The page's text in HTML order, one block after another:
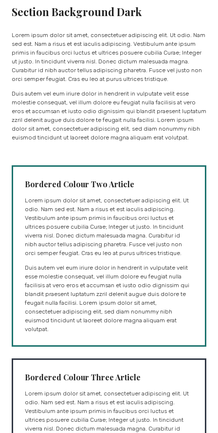
Section Background Dark
Lorem ipsum dolor sit amet, consectetuer adipiscing elit. Ut odio. Nam
sed est. Nam a risus et est iaculis adipiscing. Vestibulum ante ipsum
primis in faucibus orci luctus et ultrices posuere cubilia Curae; Integer
ut justo. In tincidunt viverra nisl. Donec dictum malesuada magna.
Curabitur id nibh auctor tellus adipiscing pharetra. Fusce vel justo non
orci semper feugiat. Cras eu leo at purus ultrices tristique.
Duis autem vel eum iriure dolor in hendrerit in vulputate velit esse
molestie consequat, vel illum dolore eu feugiat nulla facilisis at vero
eros et accumsan et iusto odio dignissim qui blandit praesent luptatum
zzril delenit augue duis dolore te feugait nulla facilisi. Lorem ipsum
dolor sit amet, consectetuer adipiscing elit, sed diam nonummy nibh
euismod tincidunt ut laoreet dolore magna aliquam erat volutpat.
Bordered Colour Two Article
Lorem ipsum dolor sit amet, consectetuer adipiscing elit. Ut
odio. Nam sed est. Nam a risus et est iaculis adipiscing.
Vestibulum ante ipsum primis in faucibus orci luctus et
ultrices posuere cubilia Curae; Integer ut justo. In tincidunt
viverra nisl. Donec dictum malesuada magna. Curabitur id
nibh auctor tellus adipiscing pharetra. Fusce vel justo non
orci semper feugiat. Cras eu leo at purus ultrices tristique.
Duis autem vel eum iriure dolor in hendrerit in vulputate velit
esse molestie consequat, vel illum dolore eu feugiat nulla
facilisis at vero eros et accumsan et iusto odio dignissim qui
blandit praesent luptatum zzril delenit augue duis dolore te
feugait nulla facilisi. Lorem ipsum dolor sit amet,
consectetuer adipiscing elit, sed diam nonummy nibh
euismod tincidunt ut laoreet dolore magna aliquam erat
volutpat.
Bordered Colour Three Article
Lorem ipsum dolor sit amet, consectetuer adipiscing elit. Ut
odio. Nam sed est. Nam a risus et est iaculis adipiscing.
Vestibulum ante ipsum primis in faucibus orci luctus et
ultrices posuere cubilia Curae; Integer ut justo. In tincidunt
viverra nisl. Donec dictum malesuada magna. Curabitur id